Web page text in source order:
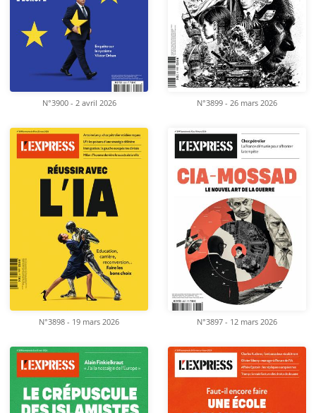
N°3900 - 2 avril 2026 N°3899 - 26 mars 2026
N°3898 - 19 mars 2026 N°3897 - 12 mars 2026